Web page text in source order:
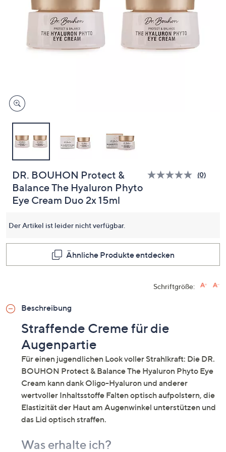
links
bzw.
diese
DR. BOUHON Protect &
Balance The Hyaluron Phyto
Eye Cream Duo 2x 15ml
Bisher
Link
Seite.
(0)
Der Artikel ist leider nicht verfügbar.
Ähnliche Produkte entdecken
Schriftgröße:
Beschreibung
Straffende Creme für die
Augenpartie
Für einen jugendlichen Look voller Strahlkraft: Die DR.
BOUHON Protect & Balance The Hyaluron Phyto Eye
Cream kann dank Oligo-Hyaluron und anderer
wertvoller Inhaltsstoffe Falten optisch aufpolstern, die
Elastizität der Haut am Augenwinkel unterstützen und
das Lid optisch straffen.
Was erhalte ich?